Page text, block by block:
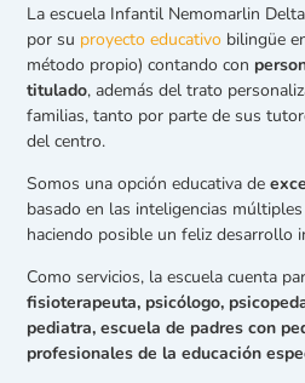
La escuela Infantil Nemomarlin
por su proyecto educativo bilingüe
método propio) contando con
titulado, además del trato
familias, tanto por parte de sus
del centro.
Somos una opción educativa de
basado en las inteligencias
haciendo posible un feliz desarrollo
Como servicios, la escuela cuenta
fisioterapeuta, psicólogo,
pediatra, escuela de padres con
profesionales de la educación